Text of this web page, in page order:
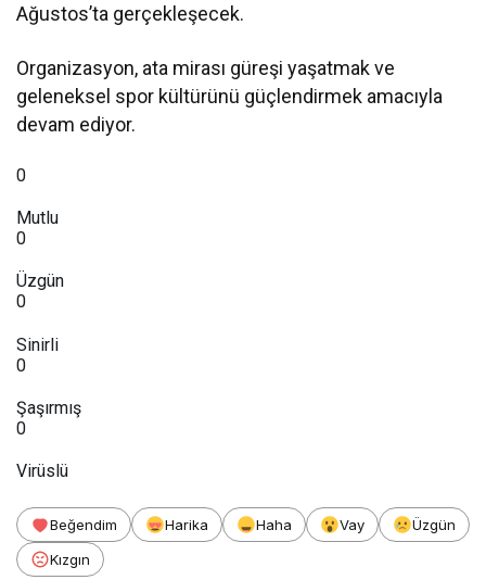
Ağustos’ta gerçekleşecek.
Organizasyon, ata mirası güreşi yaşatmak ve
geleneksel spor kültürünü güçlendirmek amacıyla
devam ediyor.
0
Mutlu
0
Üzgün
0
Sinirli
0
Şaşırmış
0
Virüslü
Beğendim Harika Haha Vay
Üzgün
Kızgın